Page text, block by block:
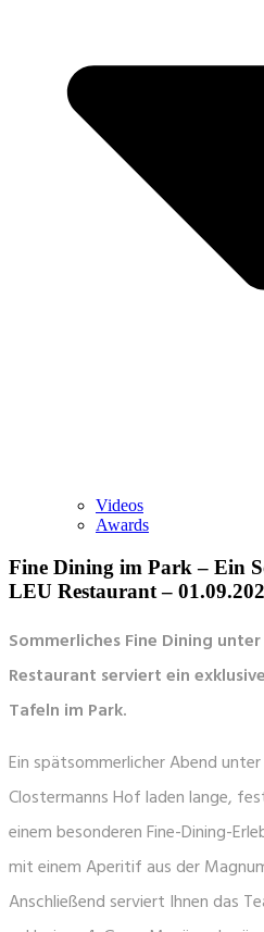
Videos
Awards
Fine Dining im Park – Ein
LEU Restaurant –
Sommerliches Fine Dining
Restaurant serviert ein
Tafeln im Park.
Ein spätsommerlicher Abend
Clostermanns Hof laden lange,
einem besonderen Fine-Dining-
mit einem Aperitif aus der
Anschließend serviert Ihnen das